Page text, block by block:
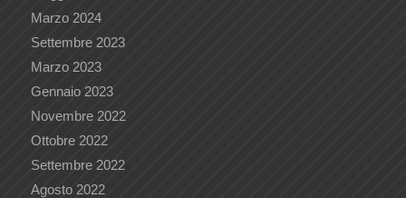
Marzo 2024
Settembre 2023
Marzo 2023
Gennaio 2023
Novembre 2022
Ottobre 2022
Settembre 2022
Agosto 2022